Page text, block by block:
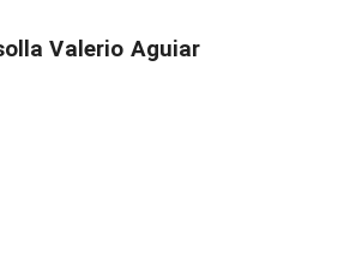
Valerio Aguiar